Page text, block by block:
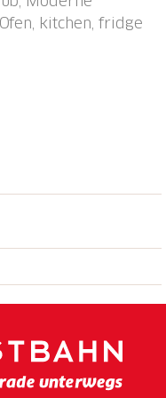
m, Café 200 m,
zu Fuss in 15
"Ascona le scuole"
Muralto" 4.3
Ascona" 800 m,
See Lago Maggiore
Tennis 400 m,
Lago di Como,
Das Foto ist nur
kitchen, fridge